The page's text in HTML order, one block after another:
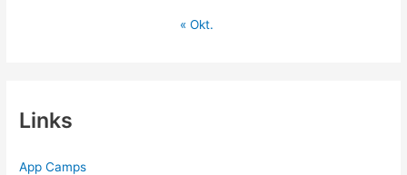
« Okt.
Links
App Camps